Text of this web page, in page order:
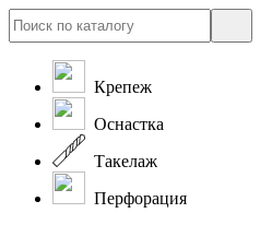
Крепеж
Оснастка
Такелаж
Перфорация